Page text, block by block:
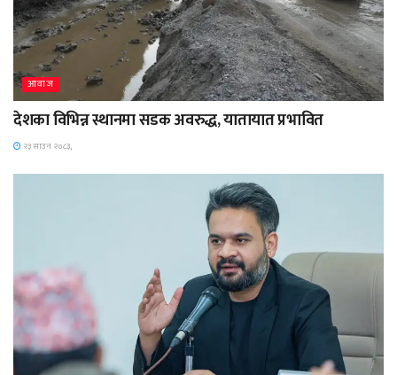
आवाज
देशका विभिन्न स्थानमा सडक अवरुद्ध, यातायात प्रभावित
२३ साउन २०८३,